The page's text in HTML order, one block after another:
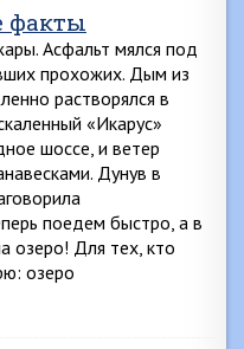
факты
Асфальт мялся под
прохожих. Дым из
растворялся в
«Икарус»
шоссе, и ветер
Дунув в
поедем быстро, а в
озеро! Для тех, кто
озеро